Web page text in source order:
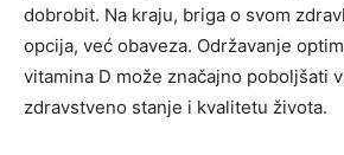
dobrobit. Na kraju, briga o svom
opcija, već obaveza. Održavanje
vitamina D može značajno poboljšati
zdravstveno stanje i kvalitetu života.